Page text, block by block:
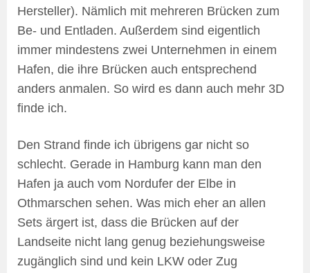
Hersteller). Nämlich mit mehreren Brücken zum
Be- und Entladen. Außerdem sind eigentlich
immer mindestens zwei Unternehmen in einem
Hafen, die ihre Brücken auch entsprechend
anders anmalen. So wird es dann auch mehr 3D
finde ich.
Den Strand finde ich übrigens gar nicht so
schlecht. Gerade in Hamburg kann man den
Hafen ja auch vom Nordufer der Elbe in
Othmarschen sehen. Was mich eher an allen
Sets ärgert ist, dass die Brücken auf der
Landseite nicht lang genug beziehungsweise
zugänglich sind und kein LKW oder Zug